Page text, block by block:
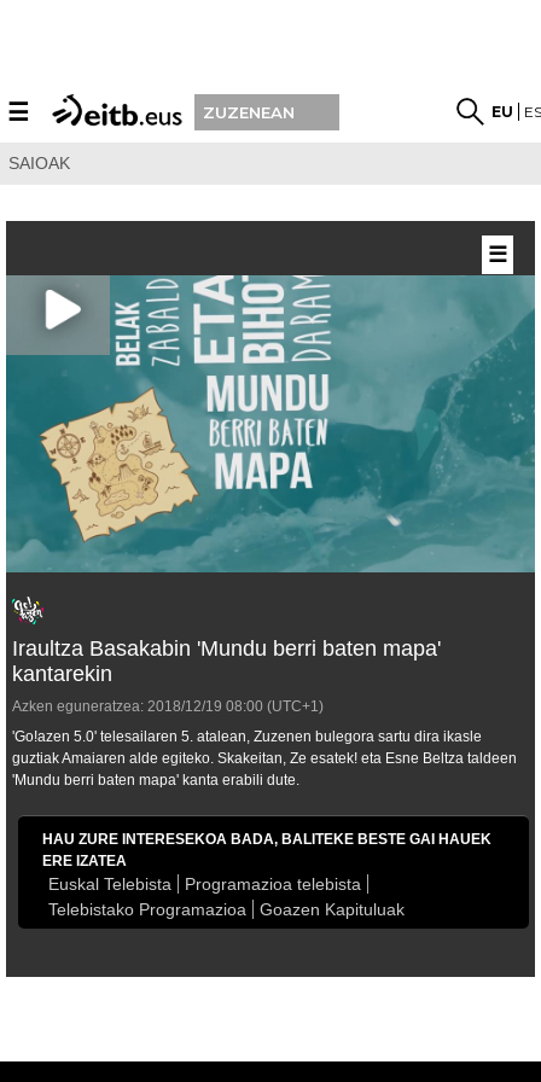
☰ ZUZENEAN EU
SAIOAK
Iraultza Basakabin 'Mundu berri baten mapa'
kantarekin
Azken eguneratzea: 2018/12/19 08:00 (UTC+1)
'Go!azen 5.0' telesailaren 5. atalean, Zuzenen bulegora sartu dira ikasle
guztiak Amaiaren alde egiteko. Skakeitan, Ze esatek! eta Esne Beltza taldeen
'Mundu berri baten mapa' kanta erabili dute.
HAU ZURE INTERESEKOA BADA, BALITEKE BESTE GAI HAUEK
ERE IZATEA
Euskal Telebista
Programazioa telebista
Telebistako Programazioa
Goazen Kapituluak
☰